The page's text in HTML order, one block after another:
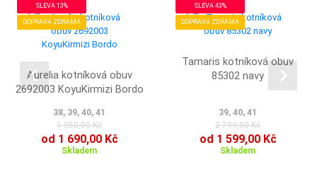
SLEVA 13%
DOPRAVA ZDRAMA
Aurelia kotníková obuv
2692003 KoyuKirmizi Bordo
38, 39, 40, 41
1 950,00 Kč
od 1 690,00 Kč
Skladem
SLEVA 43%
DOPRAVA ZDRAMA
Tamaris kotníková obuv
85302 navy
39, 40, 41
2 799,00 Kč
od 1 599,00 Kč
Skladem